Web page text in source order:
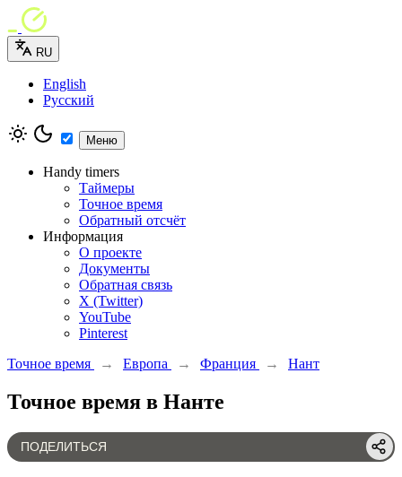
RU
English
Русский
Меню
Handy timers
Таймеры
Точное время
Обратный отсчёт
Информация
О проекте
Документы
Обратная связь
X (Twitter)
YouTube
Pinterest
Точное время
→ Европа → Франция → Нант
Точное время в Нанте
ПОДЕЛИТЬСЯ